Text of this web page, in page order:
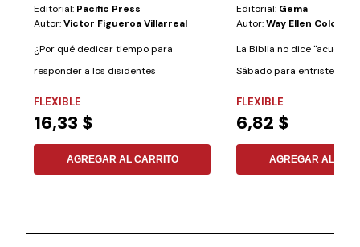
Editorial: Pacific Press
Autor:Victor Figueroa Villarreal
¿Por qué dedicar tiempo para
responder a los disidentes
FLEXIBLE
16,33 $
AGREGAR AL CARRITO
Editorial: Gema
Autor:Way Ellen Colon
La Biblia no dice
Sábado para
FLEXIBLE
6,82 $
AGREGAR AL